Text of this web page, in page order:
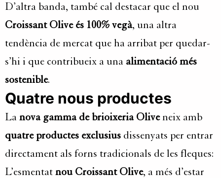
D’altra banda, també cal destacar que el nou
Croissant Olive és 100% vegà, una altra
tendència de mercat que ha arribat per quedar-
s’hi i que contribueix a una alimentació més
sostenible.
Quatre nous productes
La nova gamma de brioixeria Oliveneix amb
quatre productes exclusius dissenyats per entrar
directament als forns tradicionals de les fleques:
L’esmentat nou Croissant Olive, a més d’estar